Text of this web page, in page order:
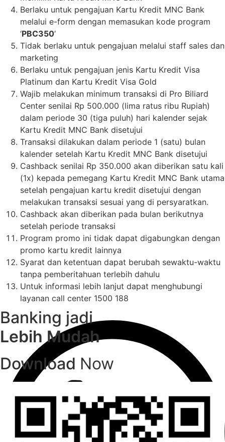
Berlaku untuk pengajuan Kartu Kredit MNC Bank
melalui e-form dengan memasukan kode program
‘PBC350‘
Tidak berlaku untuk pengajuan melalui staff sales dan
marketing
Berlaku untuk pengajuan jenis Kartu Kredit Visa
Platinum dan Kartu Kredit Visa Gold
Wajib melakukan minimum transaksi di Pro Biliard
Center senilai Rp 500.000 (lima ratus ribu Rupiah)
dalam periode 30 (tiga puluh) hari kalender sejak
Kartu Kredit MNC Bank disetujui
Transaksi dilakukan dalam periode 1 (satu) bulan
kalender setelah Kartu Kredit MNC Bank disetujui
Cashback senilai Rp 350.000 akan diberikan satu kali
(1x) kepada pemegang Kartu Kredit MNC Bank utama
setelah pengajuan kartu kredit disetujui dengan
melakukan transaksi sesuai yang di persyaratkan.
Cashback akan diberikan pada bulan berikutnya
setelah periode transaksi
Program promo ini tidak dapat digabungkan dengan
promo kartu kredit lainnya
Syarat dan ketentuan dapat berubah sewaktu-waktu
tanpa pemberitahuan terlebih dahulu
Untuk informasi lebih lanjut dapat menghubungi
layanan call center 1500 188
Banking jadi
Lebih Mudah
Download Now